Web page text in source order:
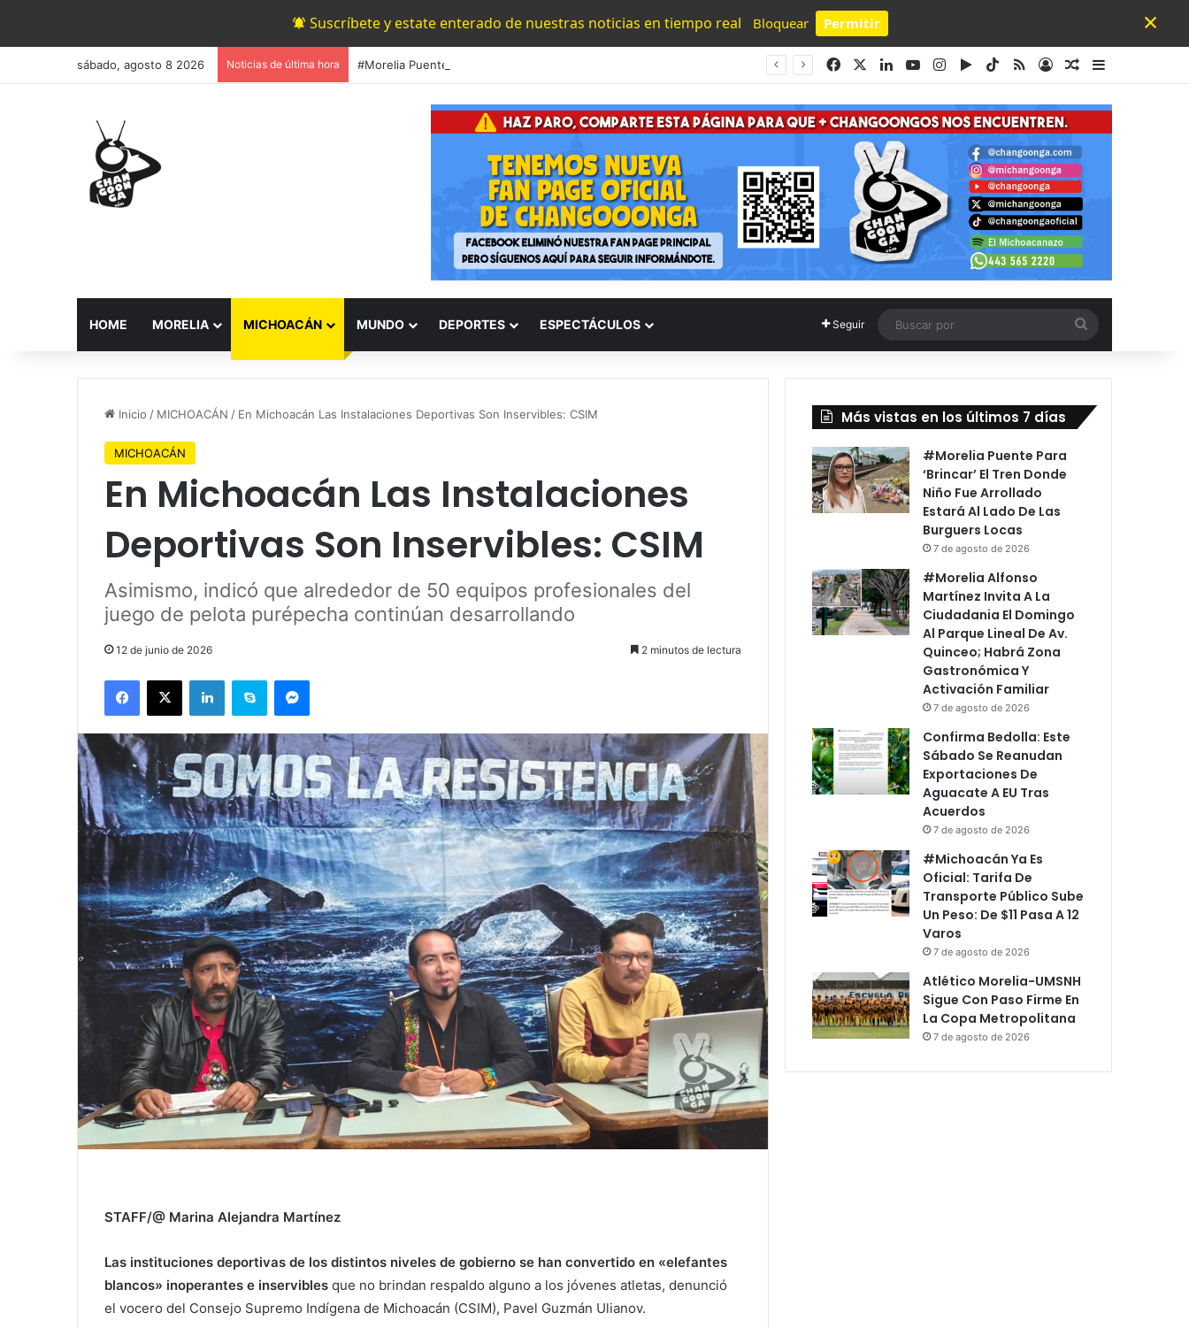
Suscríbete y estate enterado de nuestras noticias en tiempo real Bloquear Permitir
Powered by SendPulse
×
sábado, agosto 8 2026 Noticias de última hora FacebookLinkedInYouTubeInstagram
Google Play
TikTok
RSSAccesoPublicación al
Barra lateral
HOME MORELIA MICHOACÁN MUNDO DEPORTES ESPECTÁCULOS Seguir
por
Inicio / MICHOACÁN / En Michoacán Las Instalaciones Deportivas Son Inservibles: CSIM
MICHOACÁN
En Michoacán Las Instalaciones
Deportivas Son Inservibles: CSIM
Asimismo, indicó que alrededor de 50 equipos profesionales del
juego de pelota purépecha continúan desarrollando
12 de junio de 2026 2 minutos de lectura
Facebook
X LinkedInSkype Messenger
STAFF/@ Marina Alejandra Martínez
Las instituciones deportivas de los distintos niveles de gobierno se han convertido en «elefantes
blancos» inoperantes e inservibles que no brindan respaldo alguno a los jóvenes atletas, denunció
el vocero del Consejo Supremo Indígena de Michoacán (CSIM), Pavel Guzmán Ulianov.
Más vistas en los últimos 7 días
#Morelia Puente Para
‘Brincar’ El Tren Donde
Niño Fue Arrollado
Estará Al Lado De Las
Burguers Locas
7 de agosto de 2026
#Morelia Alfonso
Martínez Invita A La
Ciudadania El Domingo
Al Parque Lineal De Av.
Quinceo; Habrá Zona
Gastronómica Y
Activación Familiar
7 de agosto de 2026
Confirma Bedolla: Este
Sábado Se Reanudan
Exportaciones De
Aguacate A EU Tras
Acuerdos
7 de agosto de 2026
#Michoacán Ya Es
Oficial: Tarifa De
Transporte Público Sube
Un Peso: De $11 Pasa A 12
Varos
7 de agosto de 2026
Atlético Morelia-UMSNH
Sigue Con Paso Firme En
La Copa Metropolitana
7 de agosto de 2026